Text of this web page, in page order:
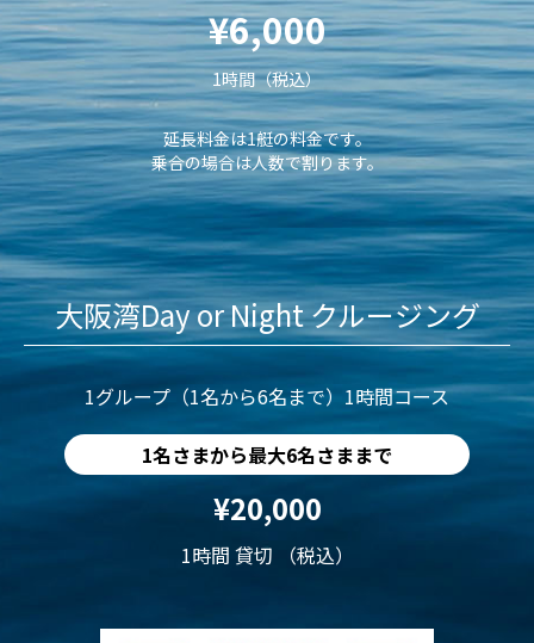
¥6,000
1時間（税込）
延長料金は1艇の料金です。
乗合の場合は人数で割ります。
大阪湾Day or Night クルージング
1グループ（1名から6名まで）1時間コース
1名さまから最大6名さままで
¥20,000
1時間 貸切 （税込）